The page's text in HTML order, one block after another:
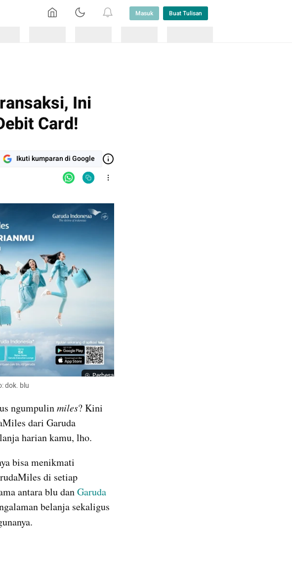
Masuk Buat Tulisan
Ini
Card!
Ikuti kumparan di Google
Perbesar
dok. blu
ngumpulin miles? Kini
dari Garuda
harian kamu, lho.
bisa menikmati
di setiap
antara blu dan Garuda